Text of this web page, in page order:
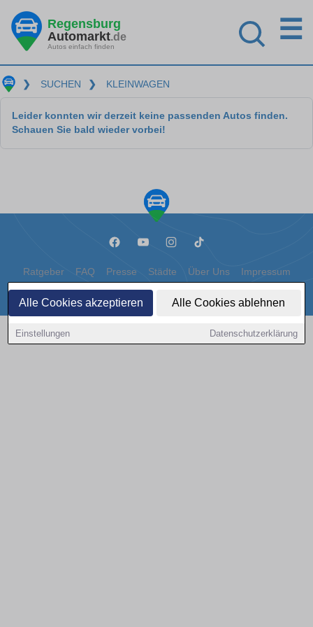
Alle Cookies akzeptieren Alle Cookies ablehnen
Einstellungen Datenschutzerklärung
Regensburg
Automarkt.de
Autos einfach finden
☰
❯ SUCHEN ❯ KLEINWAGEN
Leider konnten wir derzeit keine passenden Autos finden.
Schauen Sie bald wieder vorbei!
Ratgeber FAQ Presse Städte Über Uns Impressum
Datenschutz Cookies
Copyright © 2000 - 2026 | 1A Infosysteme GmbH | Content by: 1a-sites-autos